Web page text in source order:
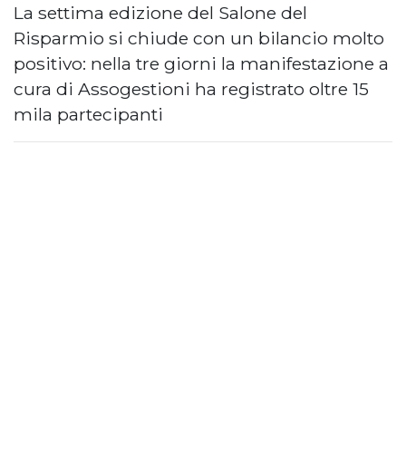
La settima edizione del Salone del
Risparmio si chiude con un bilancio molto
positivo: nella tre giorni la manifestazione a
cura di Assogestioni ha registrato oltre 15
mila partecipanti